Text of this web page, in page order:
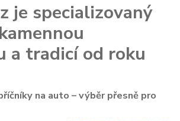
je specializovaný
a tradicí od roku
na auto – výběr přesně pro